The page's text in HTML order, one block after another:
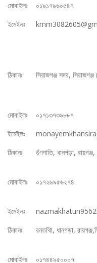
মোবাইলঃ
০১৯১৭৯৬০৫৪৭
ইমেইলঃ
ঠিকানঃ সিরাজগঞ্জ সদর,
মোবাইলঃ
০১৭১৩৭৩৯৮৮৭
ইমেইলঃ
ঠিকানঃ গুঁণগাতি, ধানগড়া,
মোবাইলঃ ০১৭২৬৯৫৬২৭৪
ইমেইলঃ
ঠিকানঃ রনতথিা, ধানগড়া,
মোবাইলঃ ০১৭৪৪৯৫০০০৭